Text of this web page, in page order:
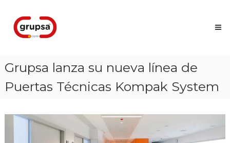
content
Accesos
que
conectan
Grupsa lanza su nueva línea de
Puertas Técnicas Kompak System